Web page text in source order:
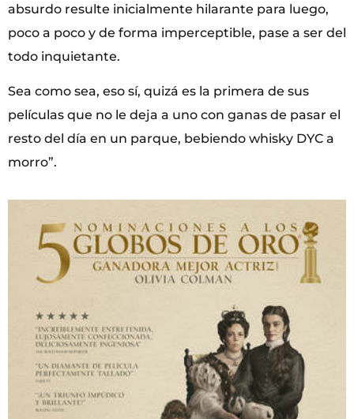
absurdo resulte inicialmente hilarante para luego,
poco a poco y de forma imperceptible, pase a ser del
todo inquietante.
Sea como sea, eso sí, quizá es la primera de sus
películas que no le deja a uno con ganas de pasar el
resto del día en un parque, bebiendo whisky DYC a
morro”.